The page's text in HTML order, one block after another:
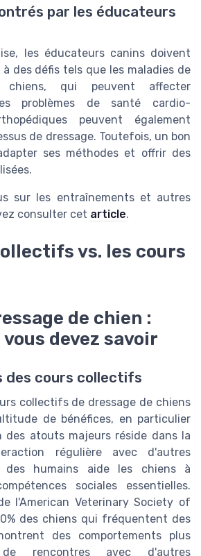
par les éducateurs
les éducateurs canins doivent
des défis tels que les maladies de
qui peuvent affecter
problèmes de santé cardio-
peuvent également
de dressage. Toutefois, un bon
ses méthodes et offrir des
sur les entraînements et autres
consulter cet article.
vs. les cours
de chien :
devez savoir
des cours collectifs
collectifs de dressage de chiens
de bénéfices, en particulier
des atouts majeurs réside dans la
régulière avec d'autres
des humains aide les chiens à
sociales essentielles.
l'American Veterinary Society of
des chiens qui fréquentent des
des comportements plus
rencontres avec d'autres